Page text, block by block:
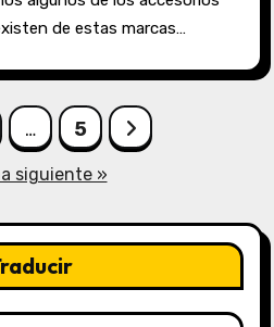
de estas marcas…
… 5
siguiente »